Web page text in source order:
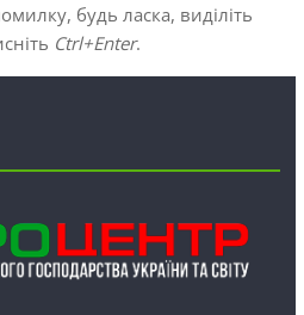
будь ласка, виділіть
Ctrl+Enter.